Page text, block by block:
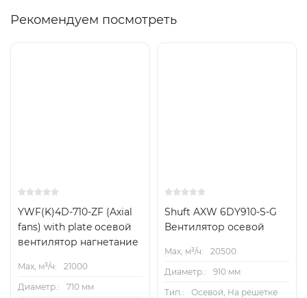
Рекомендуем посмотреть
YWF(K)4D-710-ZF (Axial
fans) with plate осевой
вентилятор нагнетание
Max, м³/ч:
21000
Диаметр.:
710 мм
Shuft AXW 6DY910-S-G
Вентилятор осевой
Max, м³/ч:
20500
Диаметр.:
910 мм
Тип.:
Осевой, На решетке